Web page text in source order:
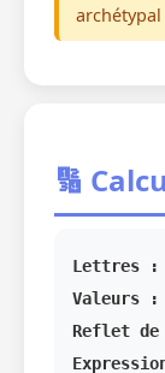
archétypal
🔢
Lettres :
Valeurs :
Reflet